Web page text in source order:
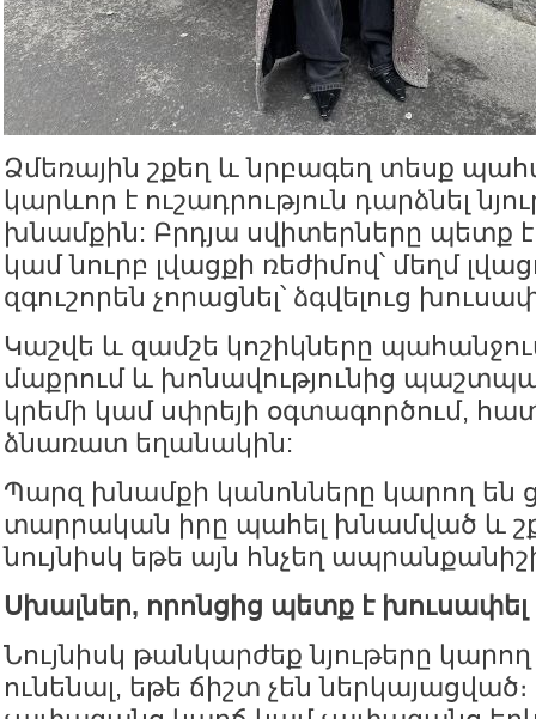
Ձմեռային շքեղ և նրբագեղ տեսք
կարևոր է ուշադրություն դարձնել
խնամքին: Բրդյա սվիտերները պետք է
կամ նուրբ լվացքի ռեժիմով՝ մեղմ
զգուշորեն չորացնել՝ ձգվելուց
Կաշվե և զամշե կոշիկները
մաքրում և խոնավությունից
կրեմի կամ սփրեյի օգտագործում,
ձնառատ եղանակին:
Պարզ խնամքի կանոնները կարող են
տարրական իրը պահել խնամված և
նույնիսկ եթե այն հնչեղ
Սխալներ, որոնցից պետք է խուսափել
Նույնիսկ թանկարժեք նյութերը
ունենալ, եթե ճիշտ չեն